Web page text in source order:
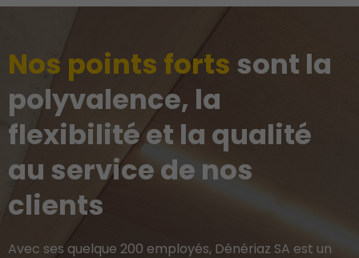
Nos points forts sont la
polyvalence, la
flexibilité et la qualité
au service de nos
clients
Avec ses quelque 200 employés, Dénériaz SA est un